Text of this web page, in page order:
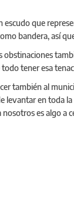
que
bandera, así
tener esa
también al
en toda
es algo a